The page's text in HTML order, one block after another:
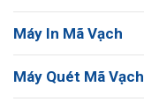
Máy In Mã Vạch
Máy Quét Mã Vạch